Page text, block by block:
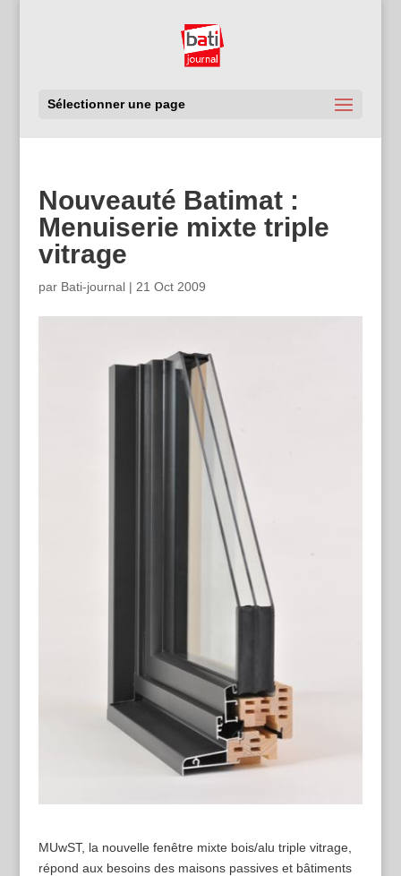
Sélectionner une page
Nouveauté Batimat :
Menuiserie mixte triple
vitrage
par Bati-journal| 21 Oct 2009
MUwST, la nouvelle fenêtre mixte bois/alu triple vitrage,
répond aux besoins des maisons passives et bâtiments